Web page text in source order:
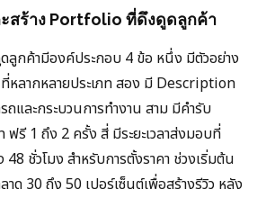
สร้าง Portfolio ที่ดึงดูดลูกค้า
กค้ามีองค์ประกอบ 4 ข้อ หนึ่ง มีตัวอย่าง
หลากหลายประเภท สอง มี Description
ถและกระบวนการทำงาน สาม มีคำรับ
รี 1 ถึง 2 ครั้ง สี่ มีระยะเวลาส่งมอบที่
48 ชั่วโมง สำหรับการตั้งราคา ช่วงเริ่มต้น
าด 30 ถึง 50 เปอร์เซ็นต์เพื่อสร้างรีวิว หลัง